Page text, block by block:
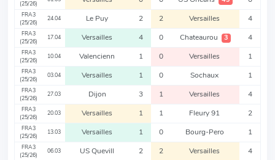
(25/26)
FRA3
(25/26)
24.04 Le Puy 2 2 Versailles 4
FRA3
(25/26)
17.04 Versailles 4 0 Chateaurou 3 4
FRA3
(25/26)
10.04 Valencienn 1 0 Versailles 1
FRA3
(25/26)
03.04 Versailles 1 0 Sochaux 1
FRA3
(25/26)
27.03 Dijon 3 1 Versailles 4
FRA3
(25/26)
20.03 Versailles 1 1 Fleury 91 2
FRA3
(25/26)
13.03 Versailles 1 0 Bourg-Pero 1
FRA3
(25/26)
06.03 US Quevill 2 2 Versailles 4